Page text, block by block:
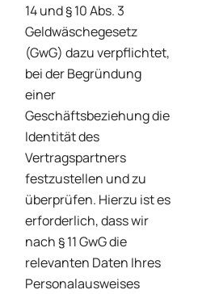
14 und § 10 Abs. 3
Geldwäschegesetz
(GwG) dazu verpflichtet,
bei der Begründung
einer
Geschäftsbeziehung die
Identität des
Vertragspartners
festzustellen und zu
überprüfen. Hierzu ist es
erforderlich, dass wir
nach § 11 GwG die
relevanten Daten Ihres
Personalausweises